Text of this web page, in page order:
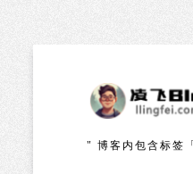
" 博客内包含标签「